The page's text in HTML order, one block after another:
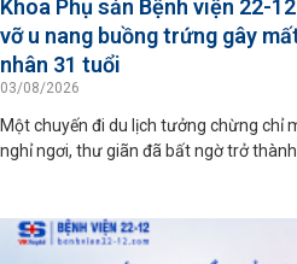
Khoa Phụ sản Bệnh viện 22-
vỡ u nang buồng trứng gây
nhân 31 tuổi
03/08/2026
Một chuyến đi du lịch tưởng chừng chỉ
nghỉ ngơi, thư giãn đã bất ngờ trở